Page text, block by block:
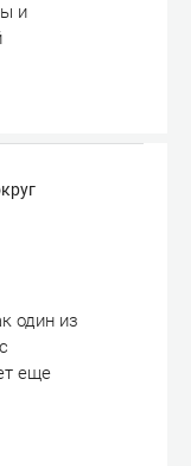
и
один из
еще